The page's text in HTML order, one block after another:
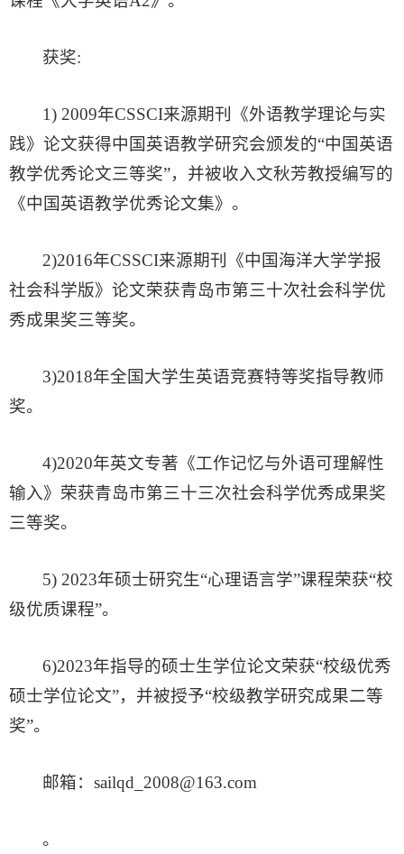
获奖:
1) 2009年CSSCI来源期刊《外语教学理论与实
践》论文获得中国英语教学研究会颁发的“中国英语
教学优秀论文三等奖”，并被收入文秋芳教授编写的
《中国英语教学优秀论文集》。
2)2016年CSSCI来源期刊《中国海洋大学学报
社会科学版》论文荣获青岛市第三十次社会科学优
秀成果奖三等奖。
3)2018年全国大学生英语竞赛特等奖指导教师
奖。
4)2020年英文专著《工作记忆与外语可理解性
输入》荣获青岛市第三十三次社会科学优秀成果奖
三等奖。
5) 2023年硕士研究生“心理语言学”课程荣获“校
级优质课程”。
6)2023年指导的硕士生学位论文荣获“校级优秀
硕士学位论文”，并被授予“校级教学研究成果二等
奖”。
邮箱：sailqd_2008@163.com
。